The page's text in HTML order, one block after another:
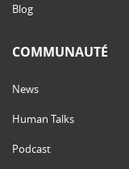
Blog
COMMUNAUTÉ
News
Human Talks
Podcast